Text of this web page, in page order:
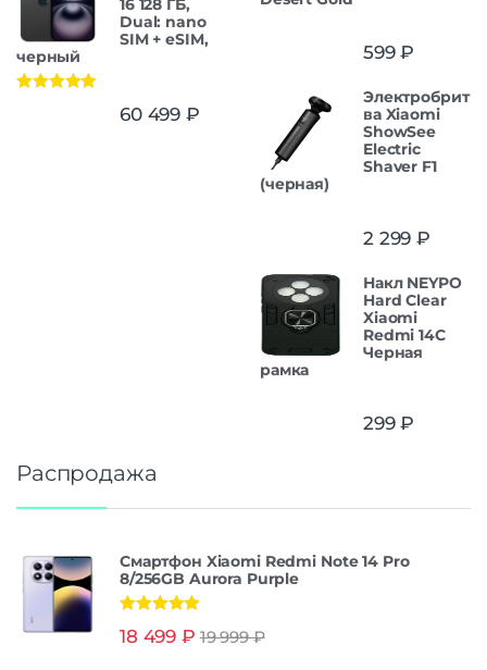
16 128 ГБ,
Dual: nano
SIM + eSIM,
черный
60 499 ₽
599₽
Электробрит
ва Xiaomi
ShowSee
Electric
Shaver F1
(черная)
2 299 ₽
Накл NEYPO
Hard Clear
Xiaomi
Redmi 14C
Черная
рамка
299₽
Распродажа
Смартфон Xiaomi Redmi Note 14 Pro
8/256GB Aurora Purple
из 5
18 499 ₽ 19 999₽